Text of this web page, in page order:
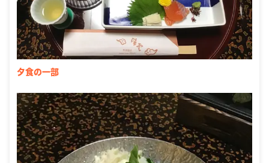
夕食の一部